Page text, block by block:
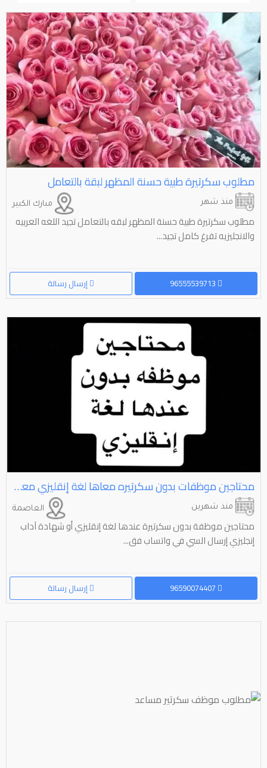
مطلوب سكرتيرة طبية حسنة المظهر لبقة بالتعامل
مبارك الكبير منذ شهر
مطلوب سكرتيرة طبية حسنة المظهر لبقه بالتعامل تجيد اللغه العربيه
والانجليزيه تفرغ كامل تجيد...
إرسال رسالة
محتاجين موظفات بدون سكرتيره معاها لغة إنقليزي معاها شهادة آداب إنجليزي
العاصمة منذ شهرين
محتاجين موظفة بدون سكرتيرة عندها لغة إنقليزي أو شهادة آداب
إنجليزي إرسال السي في واتساب فق...
إرسال رسالة